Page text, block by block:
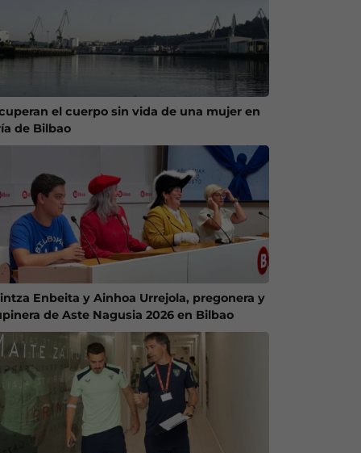
el cuerpo sin vida de una mujer en
de Bilbao
Enbeita y Ainhoa Urrejola, pregonera y
de Aste Nagusia 2026 en Bilbao